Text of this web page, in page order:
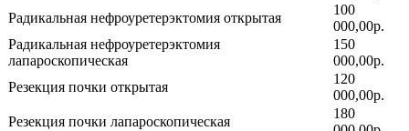
Радикальная нефроуретерэктомия открытая
100
000,00р.
Радикальная нефроуретерэктомия
лапароскопическая
150
000,00р.
Резекция почки открытая
120
000,00р.
Резекция почки лапароскопическая
180